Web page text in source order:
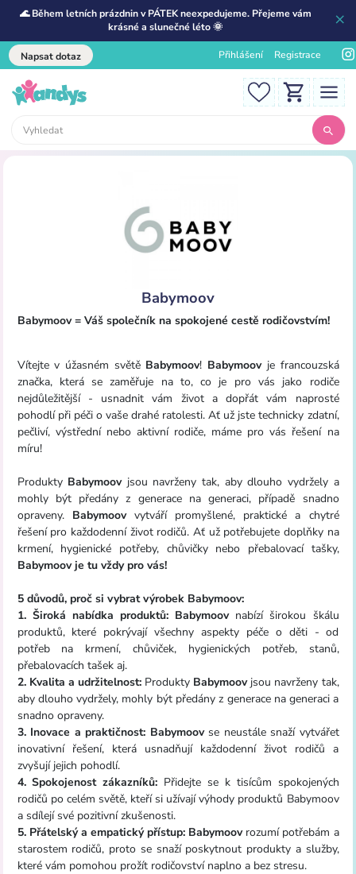
🌊 Během letních prázdnin v PÁTEK neexpedujeme. Přejeme vám
krásné a slunečné léto 🌞
Napsat dotaz Přihlášení Registrace
Babymoov
Babymoov = Váš společník na spokojené cestě rodičovstvím!
Vítejte v úžasném světě Babymoov! Babymoovje francouzská
značka, která se zaměřuje na to, co je pro vás jako rodiče
nejdůležitější - usnadnit vám život a dopřát vám naprosté
pohodlí při péči o vaše drahé ratolesti. Ať už jste technicky zdatní,
pečliví, výstřední nebo aktivní rodiče, máme pro vás řešení na
míru!
Produkty Babymoovjsou navrženy tak, aby dlouho vydržely a
mohly být předány z generace na generaci, případě snadno
opraveny. Babymoovvytváří promyšlené, praktické a chytré
řešení pro každodenní život rodičů. Ať už potřebujete doplňky na
krmení, hygienické potřeby, chůvičky nebo přebalovací tašky,
Babymoov je tu vždy pro vás!
5 důvodů, proč si vybrat výrobek Babymoov:
1. Široká nabídka produktů: Babymoovnabízí širokou škálu
produktů, které pokrývají všechny aspekty péče o děti - od
potřeb na krmení, chůviček, hygienických potřeb, stanů,
přebalovacích tašek aj.
2. Kvalita a udržitelnost:Produkty Babymoovjsou navrženy tak,
aby dlouho vydržely, mohly být předány z generace na generaci a
snadno opraveny.
3. Inovace a praktičnost: Babymoovse neustále snaží vytvářet
inovativní řešení, která usnadňují každodenní život rodičů a
zvyšují jejich pohodlí.
4. Spokojenost zákazníků: Přidejte se k tisícům spokojených
rodičů po celém světě, kteří si užívají výhody produktů Babymoov
a sdílejí své pozitivní zkušenosti.
5. Přátelský a empatický přístup: Babymoovrozumí potřebám a
starostem rodičů, proto se snaží poskytnout produkty a služby,
které vám pomohou prožít rodičovství naplno a bez stresu.